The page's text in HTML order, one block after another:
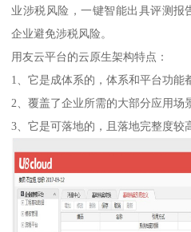
业涉税风险，一键智能出具评测报
企业避免涉税风险。
用友云平台的云原生架构特点：
1、它是成体系的，体系和平台功能
2、覆盖了企业所需的大部分应用场
3、它是可落地的，且落地完整度较